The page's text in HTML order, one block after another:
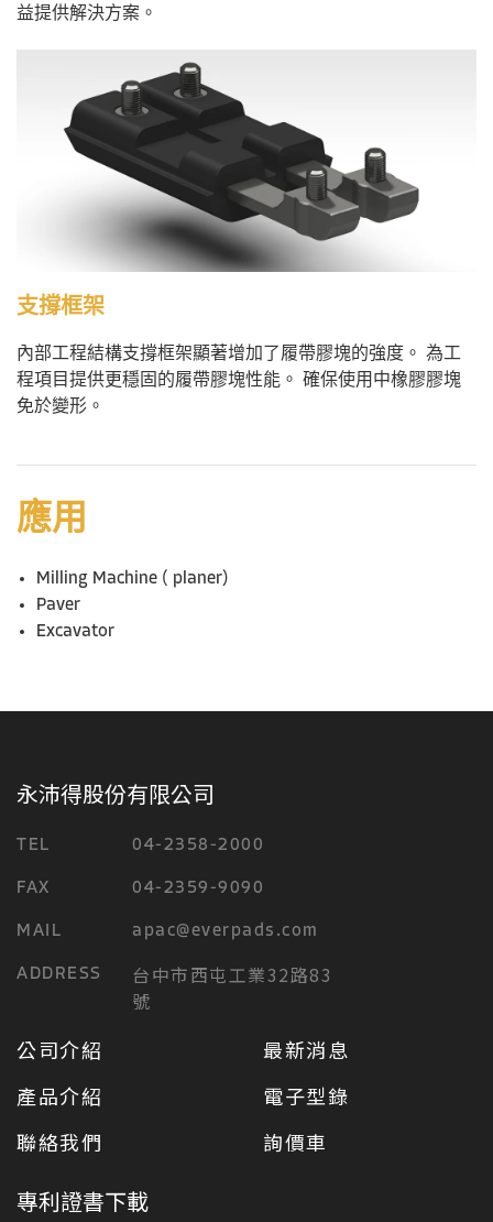
益提供解決方案。
支撐框架
內部工程結構支撐框架顯著增加了履帶膠塊的強度。 為工
程項目提供更穩固的履帶膠塊性能。 確保使用中橡膠膠塊
免於變形。
應用
Milling Machine ( planer)
Paver
Excavator
永沛得股份有限公司
TEL 04-2358-2000
FAX 04-2359-9090
MAIL apac@everpads.com
ADDRESS
台中市西屯工業32路83
號
公司介紹
最新消息
產品介紹
電子型錄
聯絡我們
詢價車
專利證書下載